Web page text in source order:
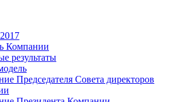
Компании
результаты
Председателя Совета директоров